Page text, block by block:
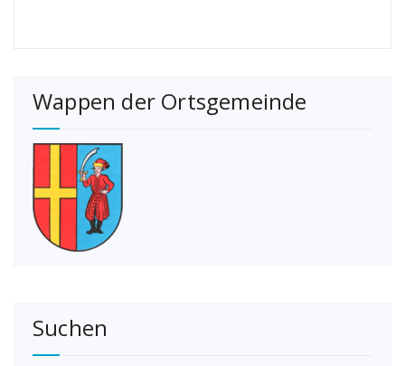
Wappen der Ortsgemeinde
Suchen